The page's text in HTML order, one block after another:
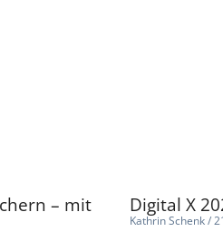
– mit
Digital X
Kathrin Schenk